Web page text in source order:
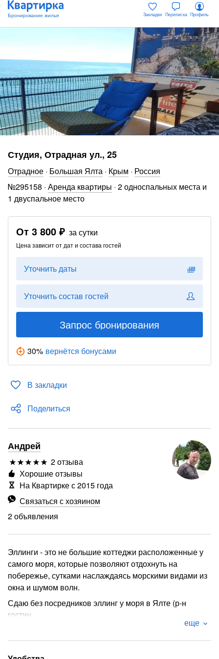
Закладки Переписка Профиль
Студия, Отрадная ул., 25
Отрадное · Большая Ялта · Крым · Россия
№295158 · Аренда квартиры · 2 односпальных места и
1 двуспальное место
От 3 800 ₽ за сутки
Цена зависит от дат и состава гостей
Уточнить даты
Уточнить состав гостей
Запрос бронирования
30% вернётся бонусами
В закладки
Поделиться
Андрей
2 отзыва
Связаться с хозяином
2 объявления
Хорошие отзывы
На Квартирке с 2015 года
Эллинги - это не большие коттеджи расположенные у
самого моря, которые позволяют отдохнуть на
побережье, сутками наслаждаясь морскими видами из
окна и шумом волн.
Сдаю без посредников эллинг у моря в Ялте (р-н
гостин.
«Ялта-Интурист») в сторону Никитского Ботанического
сада , Отрадное " Краб"
еще